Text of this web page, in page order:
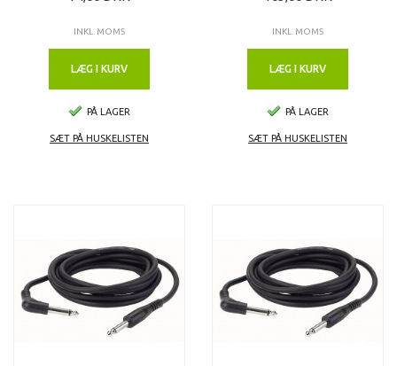
INKL. MOMS
LÆG I KURV
PÅ LAGER
SÆT PÅ HUSKELISTEN
INKL. MOMS
LÆG I KURV
PÅ LAGER
SÆT PÅ HUSKELISTEN